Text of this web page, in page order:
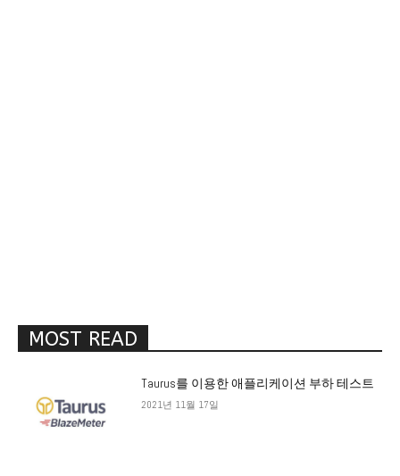
MOST READ
Taurus를 이용한 애플리케이션 부하 테스트
2021년 11월 17일